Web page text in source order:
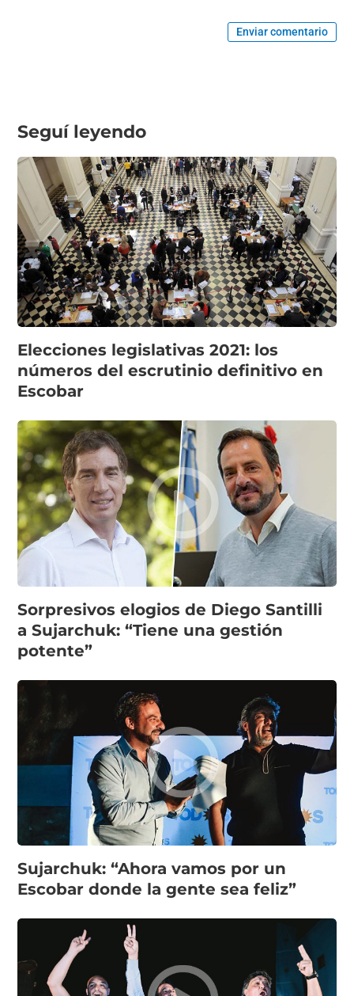
Enviar comentario
Seguí leyendo
Elecciones legislativas 2021: los
números del escrutinio definitivo en
Escobar
Sorpresivos elogios de Diego Santilli
a Sujarchuk: “Tiene una gestión
potente”
Sujarchuk: “Ahora vamos por un
Escobar donde la gente sea feliz”